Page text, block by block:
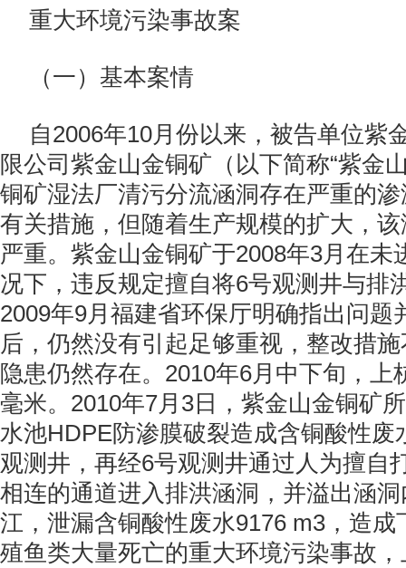
重大环境污染事故案
（一）基本案情
自2006年10月份以来，被告单位紫
限公司紫金山金铜矿（以下简称“紫金
铜矿湿法厂清污分流涵洞存在严重的
有关措施，但随着生产规模的扩大，
严重。紫金山金铜矿于2008年3月在未
况下，违反规定擅自将6号观测井与排
2009年9月福建省环保厅明确指出问题
后，仍然没有引起足够重视，整改措
隐患仍然存在。2010年6月中下旬，上
毫米。2010年7月3日，紫金山金铜矿
水池HDPE防渗膜破裂造成含铜酸性废
观测井，再经6号观测井通过人为擅自
相连的通道进入排洪涵洞，并溢出涵
江，泄漏含铜酸性废水9176 m3，造成
殖鱼类大量死亡的重大环境污染事故